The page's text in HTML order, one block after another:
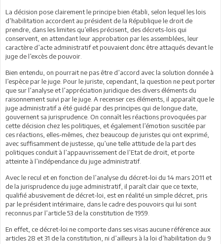
La décision pose clairement le principe bien établi, selon lequel les lois
d’habilitation accordent au président de la République le droit de
prendre, dans les limites qu’elles précisent, des décrets-lois qui
conservent, en attendant leur approbation par les assemblées, leur
caractère d’acte administratif et pouvaient donc être attaqués devant le
juge de l’excès de pouvoir.
Bien entendu, on pourrait ne pas être d’accord avec la solution donnée à
l’espèce par le juge. Pour le juriste, cependant, la question ne peut porter
que sur l’analyse et l’appréciation juridique des divers éléments du
raisonnement suivi par le juge. A recenser ces éléments, il apparaît que le
juge administratif a été guidé par des principes qui de longue date,
gouvernent sa jurisprudence. On connaît les réactions provoquées par
cette décision chez les politiques, et également l’émotion suscitée par
ces réactions, elles-mêmes, chez beaucoup de juristes qui ont exprimé,
avec suffisamment de justesse, qu’une telle attitude de la part des
politiques conduit à l’appauvrissement de l’Etat de droit, et porte
atteinte à l’indépendance du juge administratif.
Avec le recul et en fonction de l’analyse du décret-loi du 14 mars 2011 et
de la jurisprudence du juge administratif, il paraît clair que ce texte,
qualifié abusivement de décret-loi, est en réalité un simple décret, pris
par le président intérimaire, dans le cadre des pouvoirs qui lui sont
reconnus par l’article 53 de la constitution de 1959.
En effet, ce décret-loi ne comporte dans ses visas aucune référence aux
articles 28 et 31 de la constitution, ni d’ailleurs à la loi d’habilitation du 9